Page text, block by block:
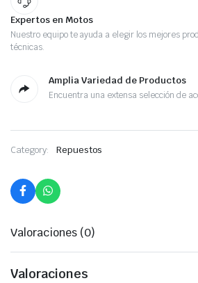
Expertos en Motos
Nuestro equipo te ayuda a elegir los mejores
técnicas.
Amplia Variedad de Productos
Encuentra una extensa selección de
Category: Repuestos
Valoraciones (0)
Valoraciones